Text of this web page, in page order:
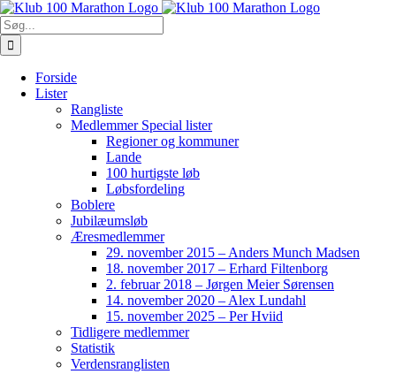
Skip
to
content
Søg
efter:
Forside
Lister
Rangliste
Medlemmer Special lister
Regioner og kommuner
Lande
100 hurtigste løb
Løbsfordeling
Boblere
Jubilæumsløb
Æresmedlemmer
29. november 2015 – Anders Munch Madsen
18. november 2017 – Erhard Filtenborg
2. februar 2018 – Jørgen Meier Sørensen
14. november 2020 – Alex Lundahl
15. november 2025 – Per Hviid
Tidligere medlemmer
Statistik
Verdensranglisten